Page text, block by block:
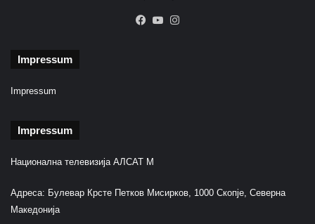
Facebook
YouTube
Impressum
Impressum
Impressum
Национална телевизија АЛСАТ М
Адреса: Булевар Крсте Петков Мисирков, 1000 Скопје, Северна
Македонија